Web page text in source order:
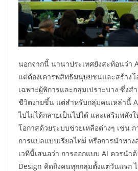
นอกจากนี้ นานาประเทศยังสะท้อนว่า
แต่ต้องเคารพสิทธิมนุษยชนและสร้าง
เฉพาะผู้พิการและกลุ่มเปราะบาง ซึ่งส
ชีวิตง่ายขึ้น แต่สำหรับกลุ่มคนเหล่านี้
ไปไม่ได้กลายเป็นไปได้ และเสริมพลัง
โอกาสด้วยระบบช่วยเหลือต่างๆ เช่น
การแปลแบบเรียลไทม์ หรือการนำทา
เวทีนี้เสนอว่า การออกแบบ AI ควรนำ
Design คิดถึงคนทุกกลุ่มตั้งแต่วันแรก